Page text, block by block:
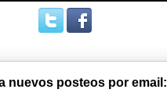
nuevos posteos por email: